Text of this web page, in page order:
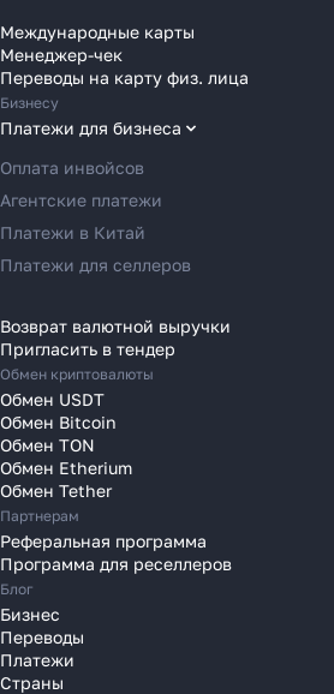
Переводы в Болгарию
Переводы в Венгрию
Переводы в Великобританию
Переводы в Грецию
Переводы в Германию
Переводы в Ирландию
Переводы в Испанию
Переводы в Италию
Переводы в Латвию
Переводы в Литву
Переводы в Молдавию
Переводы в Монако
Переводы в Нидерланды
Переводы в Польшу
Переводы в Португалию
Переводы в Румынию
Переводы в Сербию
Переводы в Словакию
Переводы в Словению
Переводы в Финляндию
Международные карты
Менеджер-чек
Переводы на карту физ. лица
Бизнесу
Платежи для бизнеса
Оплата инвойсов
Агентские платежи
Платежи в Китай
Платежи для селлеров
Возврат валютной выручки
Пригласить в тендер
Обмен криптовалюты
Обмен USDT
Обмен Bitcoin
Обмен TON
Обмен Etherium
Обмен Tether
Партнерам
Реферальная программа
Программа для реселлеров
Блог
Бизнес
Переводы
Платежи
Страны
Рассказали, почему
уступили место
агентам в 2025 году